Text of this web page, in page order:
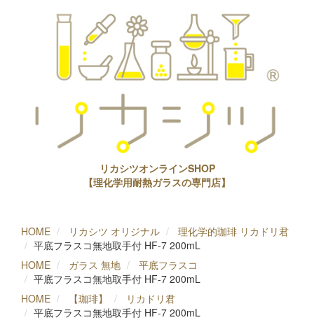
リカシツオンラインSHOP
【理化学用耐熱ガラスの専門店】
HOME リカシツ オリジナル
理化学的珈琲 リカドリ君
平底フラスコ無地取手付 HF-7 200mL
HOME
ガラス 無地
平底フラスコ
平底フラスコ無地取手付 HF-7 200mL
HOME
【珈琲】
リカドリ君
平底フラスコ無地取手付 HF-7 200mL